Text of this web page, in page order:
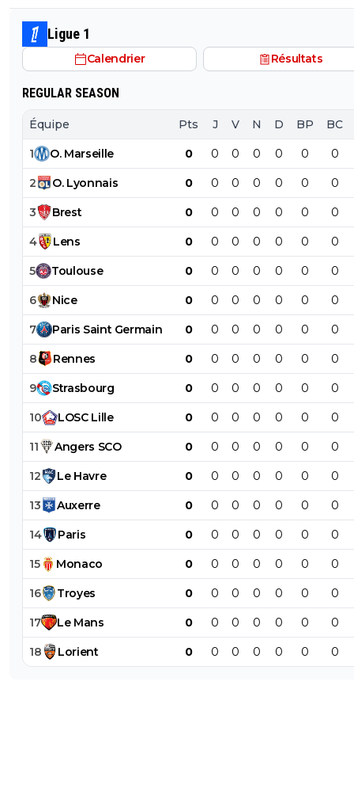
50M + bonus, et seulement si Enrique, qui le connaît
bien, arrive à lui faire améliorer sa finition de merde
avec ouss, ça peut être une bonne affaire sinon c est la
merde. Après je trouve que c est un joueur qui se
plutôt bien, bonne technique, bonne passe mais
moi je chialerais pas si on le fait pas. Mais bon, c’est pas ce
transfert qui empêchera de faire Godts.
Ligue 1
Calendrier Résultats
REGULAR SEASON
Équipe Pts J V N D BP BC
1 O. Marseille 0 0 0 0 0 0 0
2 O. Lyonnais 0 0 0 0 0 0 0
3 Brest 0 0 0 0 0 0 0
4 Lens 0 0 0 0 0 0 0
5 Toulouse 0 0 0 0 0 0 0
6 Nice 0 0 0 0 0 0 0
7 Paris Saint Germain 0 0 0 0 0 0 0
8 Rennes 0 0 0 0 0 0 0
9 Strasbourg 0 0 0 0 0 0 0
10 LOSC Lille 0 0 0 0 0 0 0
11 Angers SCO 0 0 0 0 0 0 0
12 Le Havre 0 0 0 0 0 0 0
13 Auxerre 0 0 0 0 0 0 0
14 Paris 0 0 0 0 0 0 0
15 Monaco 0 0 0 0 0 0 0
16 Troyes 0 0 0 0 0 0 0
17 Le Mans 0 0 0 0 0 0 0
18 Lorient 0 0 0 0 0 0 0